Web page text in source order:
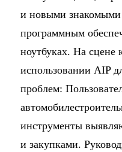
и новыми знакомыми
программным
ноутбуках. На сцене
использовании AIP
проблем:
инструменты
и закупками.